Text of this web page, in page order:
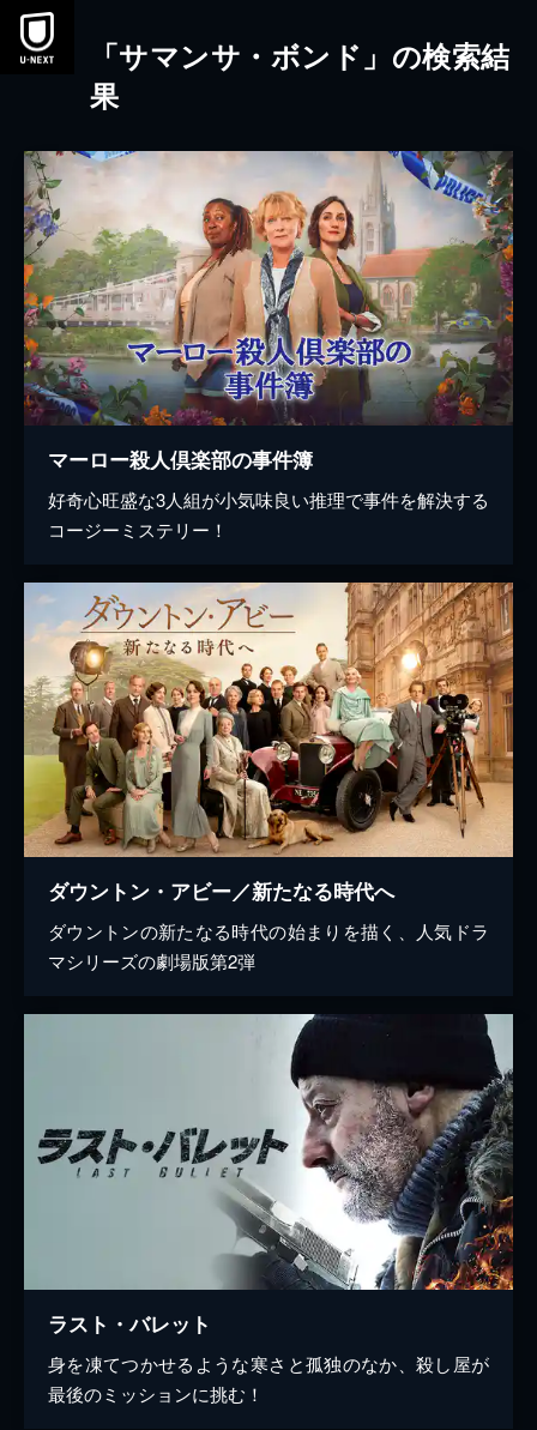
本文へスキップ
「サマンサ・ボンド」の検索結
果
マーロー殺人倶楽部の事件簿
好奇心旺盛な3人組が小気味良い推理で事件を解決する
コージーミステリー！
ダウントン・アビー／新たなる時代へ
ダウントンの新たなる時代の始まりを描く、人気ドラ
マシリーズの劇場版第2弾
ラスト・バレット
身を凍てつかせるような寒さと孤独のなか、殺し屋が
最後のミッションに挑む！